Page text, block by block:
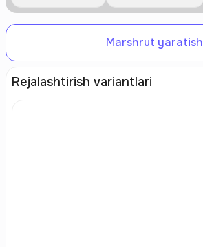
Marshrut yaratish
Rejalashtirish variantlari